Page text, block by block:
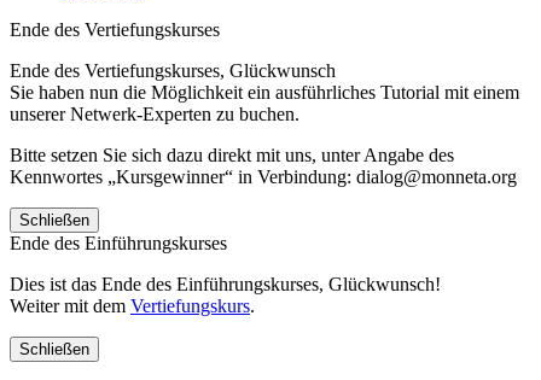
Ende des Vertiefungskurses
Ende des Vertiefungskurses, Glückwunsch
Sie haben nun die Möglichkeit ein ausführliches Tutorial mit einem
unserer Netwerk-Experten zu buchen.
Bitte setzen Sie sich dazu direkt mit uns, unter Angabe des
Kennwortes „Kursgewinner“ in Verbindung: dialog@monneta.org
Schließen
Ende des Einführungskurses
Dies ist das Ende des Einführungskurses, Glückwunsch!
Weiter mit dem Vertiefungskurs.
Schließen